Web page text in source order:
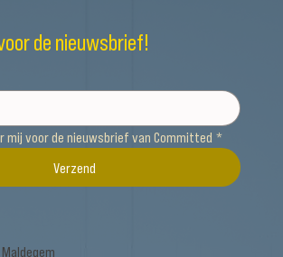
de nieuwsbrief!
mij voor de nieuwsbrief van Committed *
Verzend